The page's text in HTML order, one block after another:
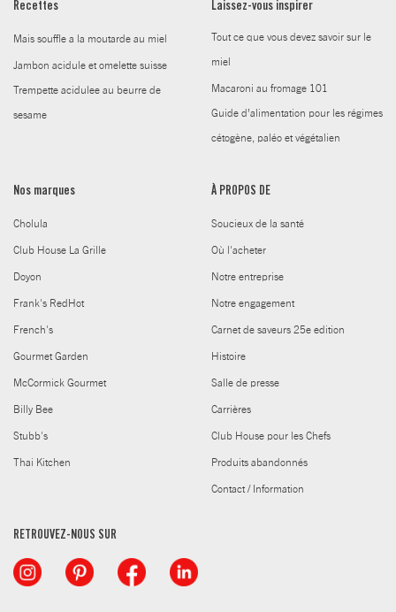
Recettes
Mais souffle a la moutarde au miel
Jambon acidule et omelette suisse
Trempette acidulee au beurre de
sesame
Laissez-vous inspirer
Tout ce que vous devez savoir sur le
miel
Macaroni au fromage 101
Guide d’alimentation pour les régimes
cétogène, paléo et végétalien
Nos marques
Cholula
Club House La Grille
Doyon
Frank's RedHot
French's
Gourmet Garden
McCormick Gourmet
Billy Bee
Stubb's
Thai Kitchen
À PROPOS DE
Soucieux de la santé
Où l'acheter
Notre entreprise
Notre engagement
Carnet de saveurs 25e edition
Histoire
Salle de presse
Carrières
Club House pour les Chefs
Produits abandonnés
Contact / Information
RETROUVEZ-NOUS SUR